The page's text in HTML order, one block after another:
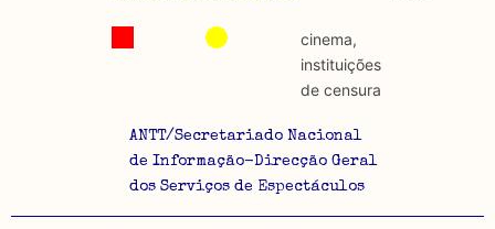
ANTT/Secretariado Nacional
de Informação-Direcção Geral
dos Serviços de Espectáculos
cinema,
instituições
de censura